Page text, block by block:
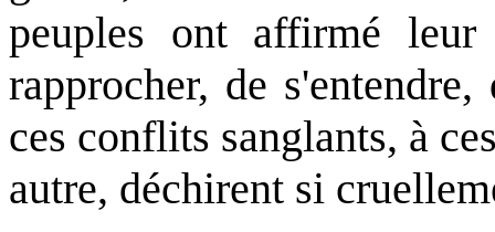
peuples ont affirmé
rapprocher, de
ces conflits sanglants, à
autre, déchirent si